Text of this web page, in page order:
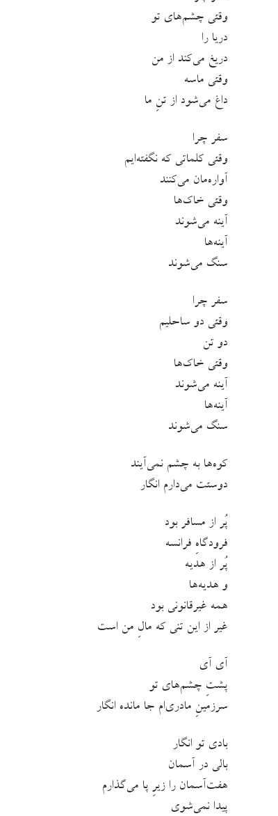
وقتی چشم‌های تو
دریا را
دریغ می‌کند از من
وقتی ماسه‌
داغ می‌شود از تنِ ما
سفر چرا
وقتی کلماتی که نگفته‌ایم
آواره‌مان می‌کنند
وقتی خاک‌ها
آینه می‌شوند
آینه‌ها
سنگ می‌شوند
سفر چرا
وقتی دو ساحلیم
دو تن
وقتی خاک‌ها
آینه می‌شوند
آینه‌ها
سنگ می‌شوند
کوه‌ها به چشم نمی‌آیند
دوستت می‌دارم انگار
پُر از مسافر بود
فرودگاهِ فرانسه
پُر از هدیه
و هدیه‌ها
همه غیرقانونی بود
غیر از این تنی که مالِ من است
آی آی
پشتِ چشم‌های تو
سرزمینِ مادری‌ام جا مانده انگار
بادی تو انگار
بالی در آسمان
هفت‌آسمان‌ را زیرِ پا می‌گذارم
پیدا نمی‌شوی